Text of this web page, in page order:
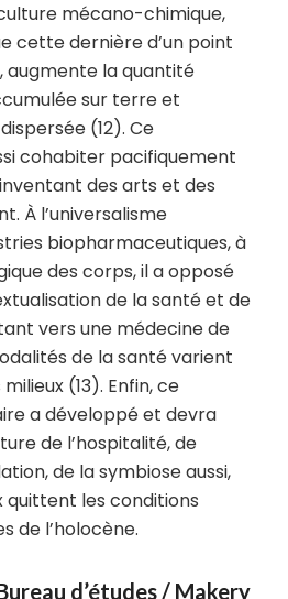
mécano-chimique,
cette dernière d’un point
augmente la quantité
sur terre et
(12). Ce
cohabiter pacifiquement
des arts et des
À l’universalisme
biopharmaceutiques, à
des corps, il a opposé
de la santé et de
vers une médecine de
de la santé varient
(13). Enfin, ce
a développé et devra
de l’hospitalité, de
de la symbiose aussi,
quittent les conditions
de l’holocène.
d’études / Makery